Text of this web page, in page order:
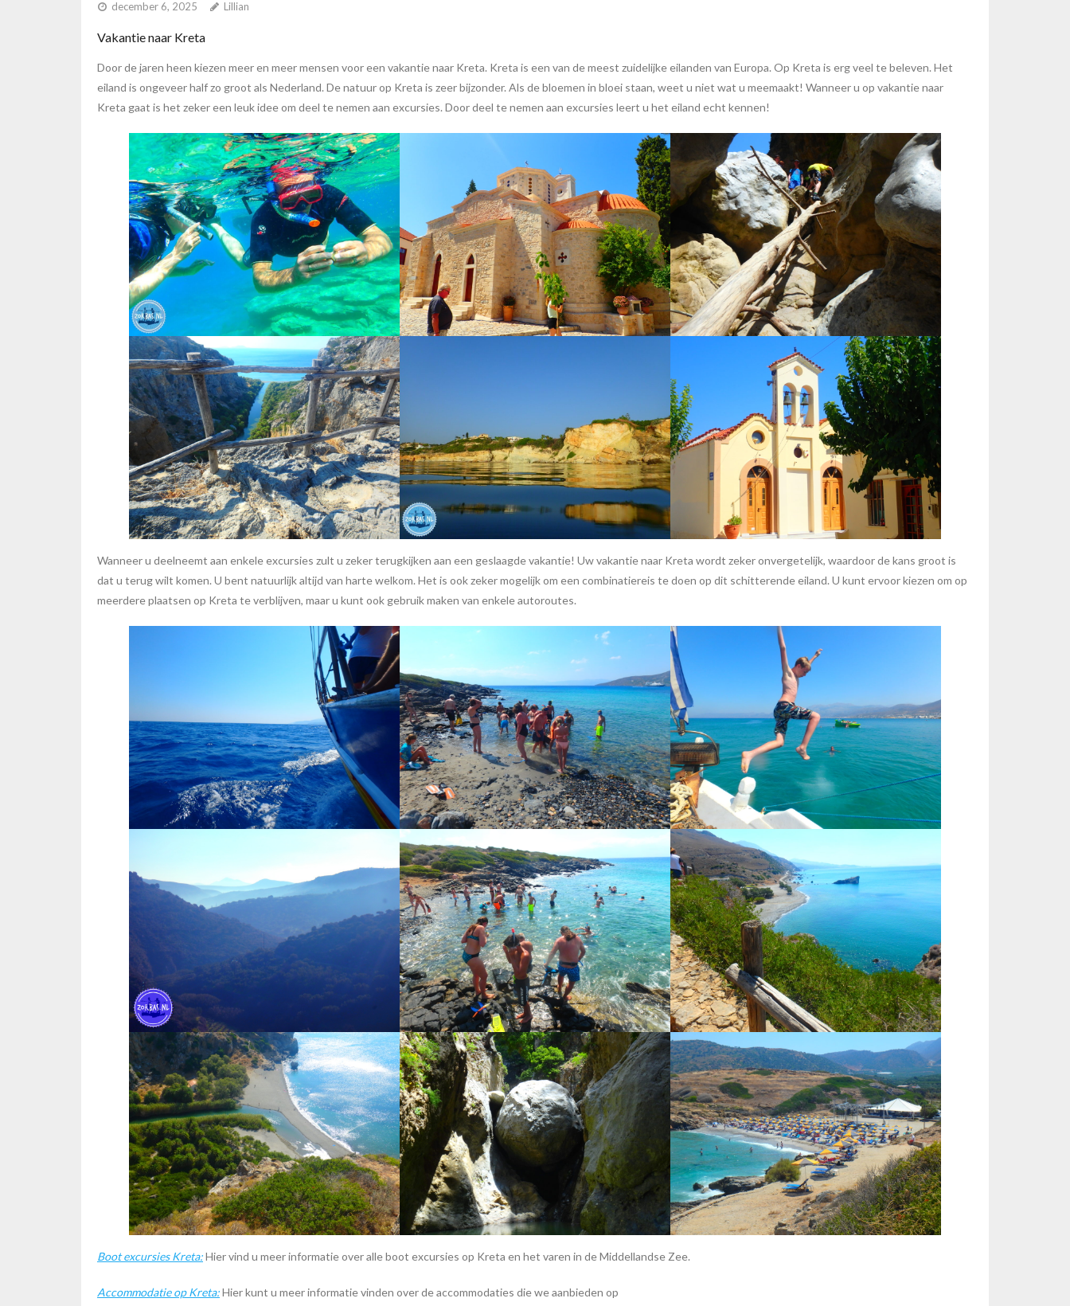
december 6, 2025 Lillian
Vakantie naar Kreta
Door de jaren heen kiezen meer en meer mensen voor een vakantie naar Kreta. Kreta is een van de meest zuidelijke eilanden van Europa. Op Kreta is erg veel te beleven. Het
eiland is ongeveer half zo groot als Nederland. De natuur op Kreta is zeer bijzonder. Als de bloemen in bloei staan, weet u niet wat u meemaakt! Wanneer u op vakantie naar
Kreta gaat is het zeker een leuk idee om deel te nemen aan excursies. Door deel te nemen aan excursies leert u het eiland echt kennen!
Wanneer u deelneemt aan enkele excursies zult u zeker terugkijken aan een geslaagde vakantie! Uw vakantie naar Kreta wordt zeker onvergetelijk, waardoor de kans groot is
dat u terug wilt komen. U bent natuurlijk altijd van harte welkom. Het is ook zeker mogelijk om een combinatiereis te doen op dit schitterende eiland. U kunt ervoor kiezen om op
meerdere plaatsen op Kreta te verblijven, maar u kunt ook gebruik maken van enkele autoroutes.
Boot excursies Kreta:Hier vind u meer informatie over alle boot excursies op Kreta en het varen in de Middellandse Zee.
Accommodatie op Kreta:Hier kunt u meer informatie vinden over de accommodaties die we aanbieden op